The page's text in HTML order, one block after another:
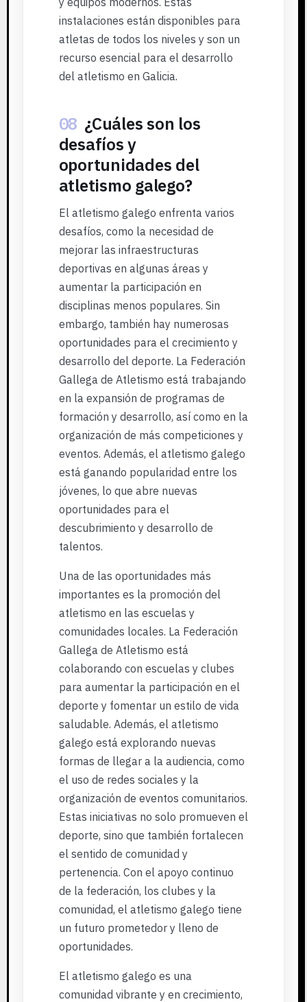
instalaciones están disponibles para
atletas de todos los niveles y son un
recurso esencial para el desarrollo
del atletismo en Galicia.
08 ¿Cuáles son los
desafíos y
oportunidades del
atletismo galego?
El atletismo galego enfrenta varios
desafíos, como la necesidad de
mejorar las infraestructuras
deportivas en algunas áreas y
aumentar la participación en
disciplinas menos populares. Sin
embargo, también hay numerosas
oportunidades para el crecimiento y
desarrollo del deporte. La Federación
Gallega de Atletismo está trabajando
en la expansión de programas de
formación y desarrollo, así como en la
organización de más competiciones y
eventos. Además, el atletismo galego
está ganando popularidad entre los
jóvenes, lo que abre nuevas
oportunidades para el
descubrimiento y desarrollo de
talentos.
Una de las oportunidades más
importantes es la promoción del
atletismo en las escuelas y
comunidades locales. La Federación
Gallega de Atletismo está
colaborando con escuelas y clubes
para aumentar la participación en el
deporte y fomentar un estilo de vida
saludable. Además, el atletismo
galego está explorando nuevas
formas de llegar a la audiencia, como
el uso de redes sociales y la
organización de eventos comunitarios.
Estas iniciativas no solo promueven el
deporte, sino que también fortalecen
el sentido de comunidad y
pertenencia. Con el apoyo continuo
de la federación, los clubes y la
comunidad, el atletismo galego tiene
un futuro prometedor y lleno de
oportunidades.
El atletismo galego es una
comunidad vibrante y en crecimiento,